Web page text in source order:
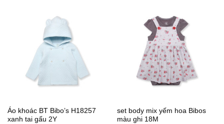
Áo khoác BT Bibo’s H18257
xanh tai gấu 2Y
set body mix yếm hoa Bibos
màu ghi 18M